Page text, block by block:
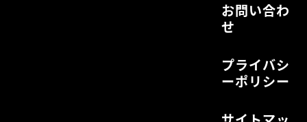
お問い合わ
せ
プライバシ
ーポリシー